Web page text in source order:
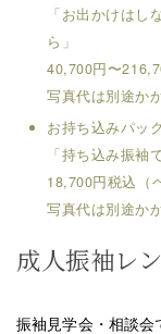
「お出かけはし
ら」
40,700円〜
写真代は別途か
お持ち込みパック
「持ち込み振袖
18,700円税込（
写真代は別途か
成人振袖レ
振袖見学会・相談会